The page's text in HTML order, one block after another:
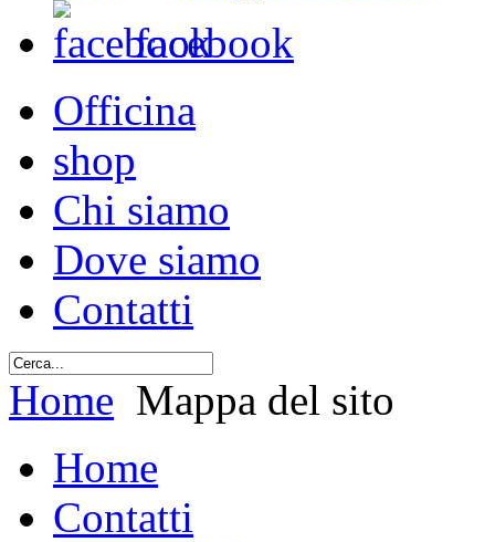
facebook
Officina
shop
Chi siamo
Dove siamo
Contatti
Home Mappa del sito
Home
Contatti